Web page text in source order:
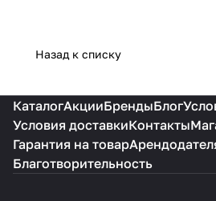
Назад к списку
КаталогАкцииБрендыБлог
Условия доставкиКонтакты
Гарантия на товар
Благотворительность